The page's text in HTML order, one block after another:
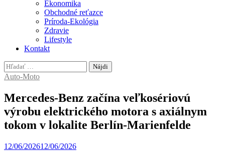
Ekonomika
Obchodné reťazce
Príroda-Ekológia
Zdravie
Lifestyle
Kontakt
Hľadať:
Auto-Moto
Mercedes-Benz začína veľkosériovú
výrobu elektrického motora s axiálnym
tokom v lokalite Berlín-Marienfelde
12/06/202612/06/2026